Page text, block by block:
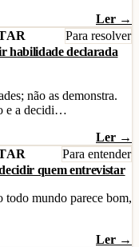
Ler →
Para resolver
habilidade declarada
não as demonstra.
e a decidi…
Ler →
Para entender
quem entrevistar
mundo parece bom,
Ler →